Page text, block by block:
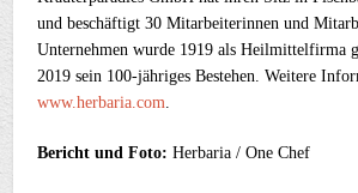
und beschäftigt 30 Mitarbeiterinnen und
Unternehmen wurde 1919 als Heilmittelfirma
2019 sein 100-jähriges Bestehen. Weitere
www.herbaria.com.
Bericht und Foto: Herbaria / One Chef